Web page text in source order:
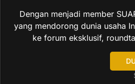
Dengan menjadi member
yang mendorong dunia usaha
ke forum eksklusif,